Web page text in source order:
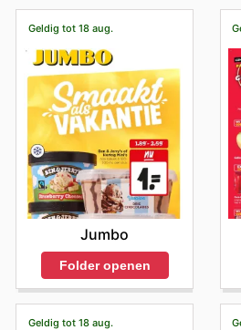
Geldig tot 18 aug.
Jumbo
Folder openen
Geldig tot 18 aug.